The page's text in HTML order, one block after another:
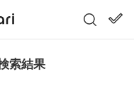
索結果